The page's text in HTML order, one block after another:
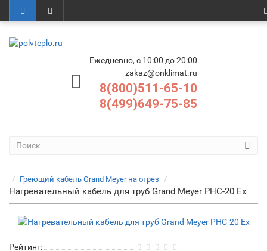
Ежедневно, с 10:00 до 20:00
zakaz@onklimat.ru
8(800)511-65-10
8(499)649-75-85
Греющий кабель Grand Meyer на отрез
Нагревательный кабель для труб Grand Meyer PHC-20 Ex
Рейтинг: